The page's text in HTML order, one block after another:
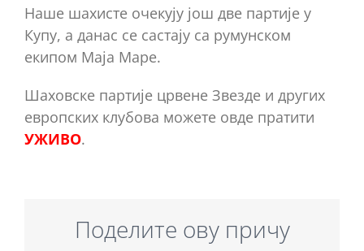
Наше шахисте очекују још две партије у
Купу, а данас се састају са румунском
екипом Маја Маре.
Шаховске партије црвене Звезде и других
европских клубова можете овде пратити
УЖИВО.
Поделите ову причу